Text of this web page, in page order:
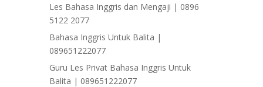
Les Bahasa Inggris dan Mengaji | 0896
5122 2077
Bahasa Inggris Untuk Balita |
089651222077
Guru Les Privat Bahasa Inggris Untuk
Balita | 089651222077